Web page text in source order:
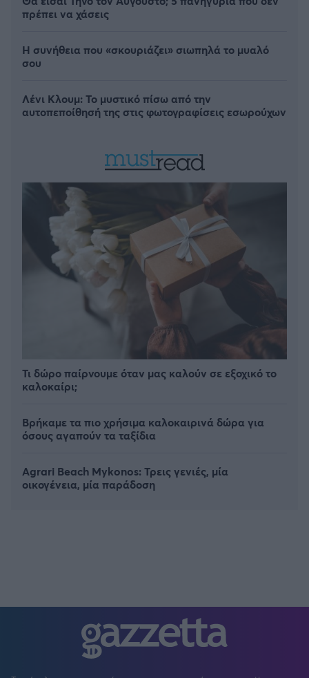
πρέπει να χάσεις
Η συνήθεια που «σκουριάζει» σιωπηλά το μυαλό
σου
Λένι Κλουμ: Το μυστικό πίσω από την
αυτοπεποίθησή της στις φωτογραφίσεις εσωρούχων
Τι δώρο παίρνουμε όταν μας καλούν σε εξοχικό το
καλοκαίρι;
Βρήκαμε τα πιο χρήσιμα καλοκαιρινά δώρα για
όσους αγαπούν τα ταξίδια
Agrari Beach Mykonos: Τρεις γενιές, μία
οικογένεια, μία παράδοση